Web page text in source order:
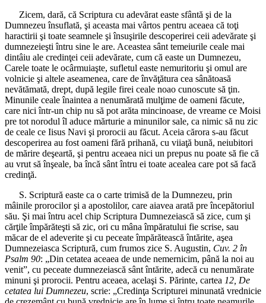
Zicem, dară, că Scriptura cu adevărat easte sfântă şi de la
Dumnezeu însuflată, şi aceasta mai vârtos pentru aceaea că toţi
haractirii şi toate seamnele şi însuşirile descoperirei ceii adevărate şi
dumnezeieşti întru sine le are. Aceastea sânt temeiurile ceale mai
dintâiu ale credinţei ceii adevărate, cum că easte un Dumnezeu,
Carele toate le ocârmuiaşte, sufletul easte nemuritoriu şi omul are
volnicie şi altele aseamenea, care de învăţătura cea sânătoasă
nevătămată, drept, după legile firei ceale noao cunoscute să ţin.
Minunile ceale înaintea a nenumărată mulţime de oameni făcute,
care nici într-un chip nu să pot arăta mincinoase, de vreame ce Moisi
pre tot norodul îl aduce mărturie a minunilor sale, ca nimic să nu zic
de ceale ce Iisus Navi şi prorocii au făcut. Aceia cărora s-au făcut
descoperirea au fost oameni fără prihană, cu viiaţă bună, neiubitori
de mărire deşeartă, şi pentru aceaea nici un prepus nu poate să fie că
au vrut să înşeale, ba încă sânt întru ei toate acealea care pot să facă
credinţă.
S. Scriptură easte ca o carte trimisă de la Dumnezeu, prin
mâinile prorocilor şi a apostolilor, care aiavea arată pre începătoriul
său. Şi mai întru acel chip Scriptura Dumnezeiască să zice, cum şi
cărţile împărăteşti să zic, ori cu mâna împăratului fie scrise, sau
măcar de el adeverite şi cu peceate împărătească întărite, aşea
Dumnezeiasca Scriptură, cum frumos zice S. Augustin, Cuv. 2 în
Psalm 90: „Din cetatea aceaea de unde nemernicim, până la noi au
venit”, cu peceate dumnezeiască sânt întărite, adecă cu nenumărate
minuni şi prorocii. Pentru aceaea, acelaşi S. Părinte, cartea 12, De
cetatea lui Dumnezeu, scrie: „Credinţa Scripturei minunată vrednicie